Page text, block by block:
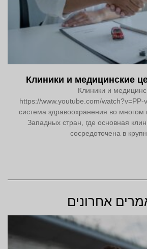
Клиники и медицинские
Клиники и
https://www.youtube.com/watch?v=PP-
система здравоохранения во многом
Западных стран, где основная
сосредоточена в
אחרונים